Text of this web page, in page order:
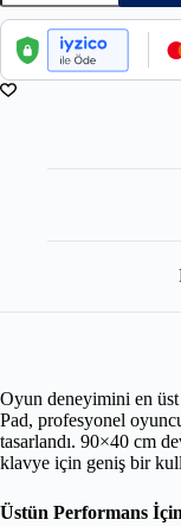
Oyun deneyimini en
Pad, profesyonel
tasarlandı. 90×40 cm
klavye için geniş bir
Üstün Performans